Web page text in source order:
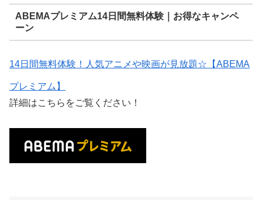
ABEMAプレミアム14日間無料体験｜お得なキャンペ
ーン
14日間無料体験！人気アニメや映画が見放題☆【ABEMA
プレミアム】
詳細はこちらをご覧ください！